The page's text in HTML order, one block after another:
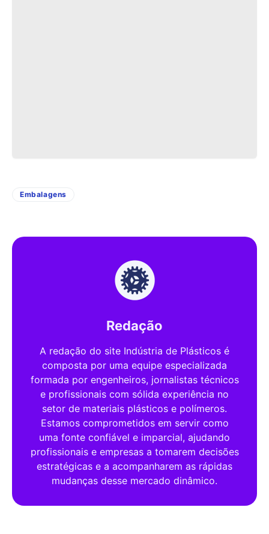
Embalagens
Redação
A redação do site Indústria de Plásticos é
composta por uma equipe especializada
formada por engenheiros, jornalistas técnicos
e profissionais com sólida experiência no
setor de materiais plásticos e polímeros.
Estamos comprometidos em servir como
uma fonte confiável e imparcial, ajudando
profissionais e empresas a tomarem decisões
estratégicas e a acompanharem as rápidas
mudanças desse mercado dinâmico.